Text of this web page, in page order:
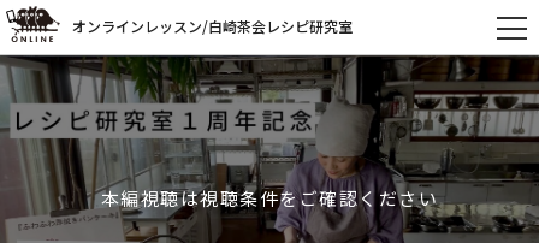
オンラインレッスン/白崎茶会レシピ研究室
本編視聴は視聴条件をご確認ください